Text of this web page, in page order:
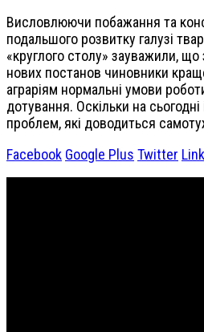
Висловлюючи побажання та
подальшого розвитку галузі
«круглого столу» зауважили, що
нових постанов чиновники
аграріям нормальні умови
дотування. Оскільки на
проблем, які доводиться
Facebook Google Plus Twitter